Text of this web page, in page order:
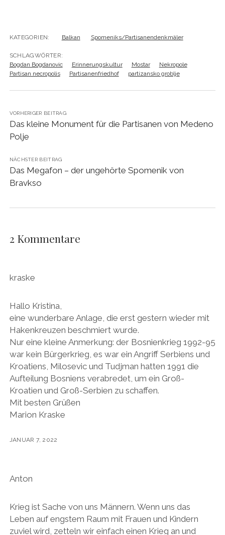
KATEGORIEN: Balkan Spomeniks/Partisanendenkmäler
SCHLAGWÖRTER:
Bogdan Bogdanovic
Erinnerungskultur Mostar
Nekropole
Partisan necropolis
Partisanenfriedhof partizansko groblje
VORHERIGER BEITRAG
Das kleine Monument für die Partisanen von Medeno
Polje
NÄCHSTER BEITRAG
Das Megafon – der ungehörte Spomenik von
Bravkso
2 Kommentare
kraske
Hallo Kristina,
eine wunderbare Anlage, die erst gestern wieder mit
Hakenkreuzen beschmiert wurde.
Nur eine kleine Anmerkung: der Bosnienkrieg 1992-95
war kein Bürgerkrieg, es war ein Angriff Serbiens und
Kroatiens, Milosevic und Tudjman hatten 1991 die
Aufteilung Bosniens verabredet, um ein Groß-
Kroatien und Groß-Serbien zu schaffen.
Mit besten Grüßen
Marion Kraske
JANUAR 7, 2022
Anton
Krieg ist Sache von uns Männern. Wenn uns das
Leben auf engstem Raum mit Frauen und Kindern
zuviel wird, zetteln wir einfach einen Krieg an und